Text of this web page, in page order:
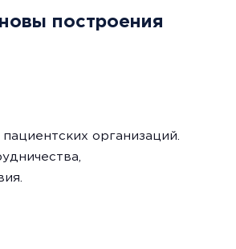
построения
организаций.